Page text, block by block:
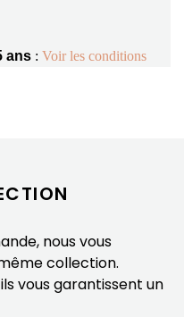
ans : Voir les conditions
nous vous
collection.
vous garantissent un